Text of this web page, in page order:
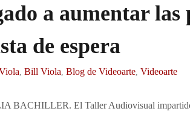
a aumentar las
de espera
Bill Viola Blog de Videoarte Videoarte
BACHILLER. El Taller Audiovisual